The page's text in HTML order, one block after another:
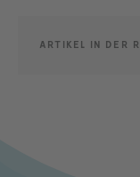
ARTIKEL IN DER